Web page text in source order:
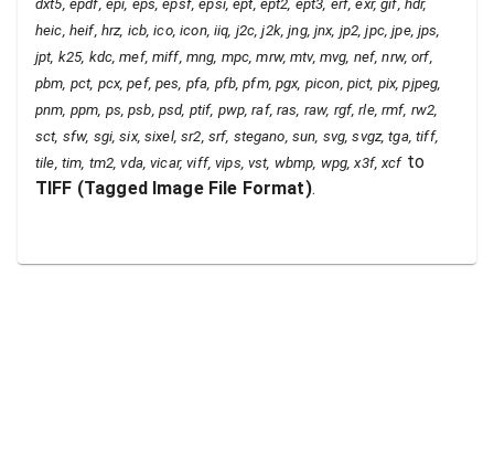
dxt5, epdf, epi, eps, epsf, epsi, ept, ept2, ept3, erf, exr, gif, hdr,
heic, heif, hrz, icb, ico, icon, iiq, j2c, j2k, jng, jnx, jp2, jpc, jpe, jps,
jpt, k25, kdc, mef, miff, mng, mpc, mrw, mtv, mvg, nef, nrw, orf,
pbm, pct, pcx, pef, pes, pfa, pfb, pfm, pgx, picon, pict, pix, pjpeg,
pnm, ppm, ps, psb, psd, ptif, pwp, raf, ras, raw, rgf, rle, rmf, rw2,
sct, sfw, sgi, six, sixel, sr2, srf, stegano, sun, svg, svgz, tga, tiff,
tile, tim, tm2, vda, vicar, viff, vips, vst, wbmp, wpg, x3f, xcfto
TIFF (Tagged Image File Format).